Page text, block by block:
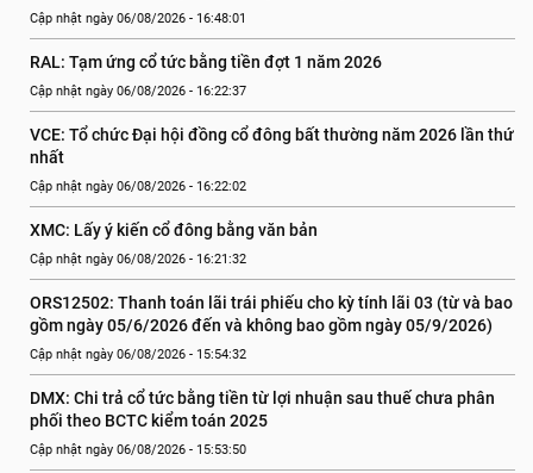
Cập nhật ngày 06/08/2026 - 16:48:01
RAL: Tạm ứng cổ tức bằng tiền đợt 1 năm 2026
Cập nhật ngày 06/08/2026 - 16:22:37
VCE: Tổ chức Đại hội đồng cổ đông bất thường năm 2026 lần thứ
nhất
Cập nhật ngày 06/08/2026 - 16:22:02
XMC: Lấy ý kiến cổ đông bằng văn bản
Cập nhật ngày 06/08/2026 - 16:21:32
ORS12502: Thanh toán lãi trái phiếu cho kỳ tính lãi 03 (từ và bao
gồm ngày 05/6/2026 đến và không bao gồm ngày 05/9/2026)
Cập nhật ngày 06/08/2026 - 15:54:32
DMX: Chi trả cổ tức bằng tiền từ lợi nhuận sau thuế chưa phân
phối theo BCTC kiểm toán 2025
Cập nhật ngày 06/08/2026 - 15:53:50